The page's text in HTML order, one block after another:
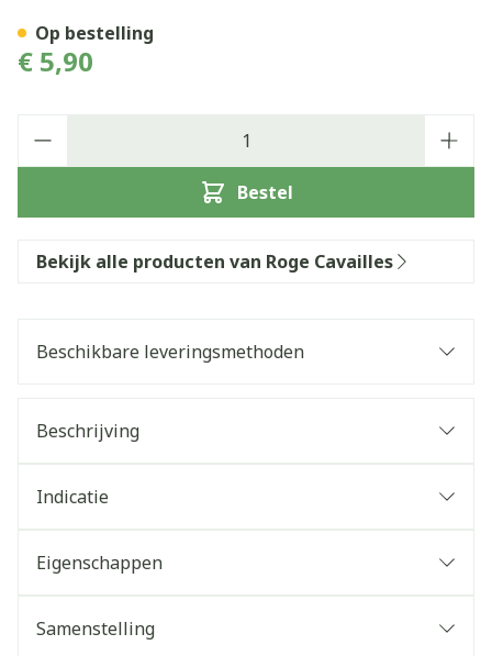
€ 5,90
Bestel
Op bestelling
Bekijk alle producten van Roge Cavailles
Beschikbare leveringsmethoden
Beschrijving
Indicatie
Eigenschappen
Samenstelling